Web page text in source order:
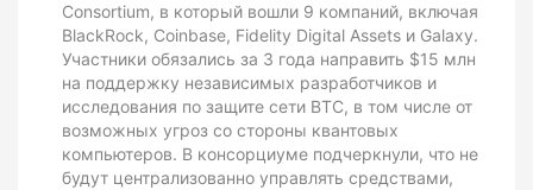
Consortium, в который вошли 9 компаний, включая
BlackRock, Coinbase, Fidelity Digital Assets и Galaxy.
Участники обязались за 3 года направить $15 млн
на поддержку независимых разработчиков и
исследования по защите сети BTC, в том числе от
возможных угроз со стороны квантовых
компьютеров. В консорциуме подчеркнули, что не
будут централизованно управлять средствами,